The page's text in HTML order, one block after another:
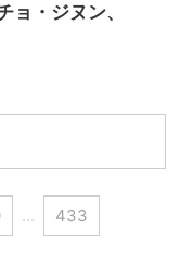
ョ・ジヌン、
… 433